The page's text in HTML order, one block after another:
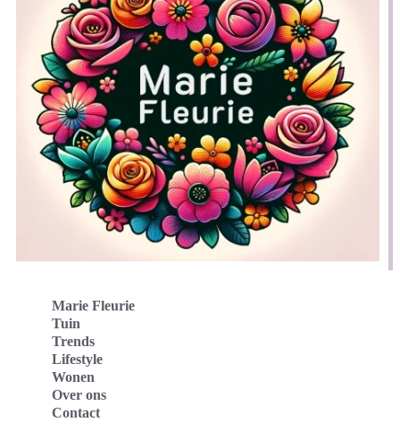
Marie Fleurie
Tuin
Trends
Lifestyle
Wonen
Over ons
Contact